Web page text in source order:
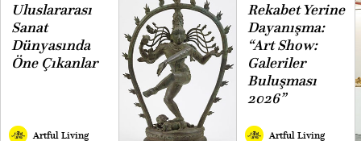
Uluslararası
Sanat
Dünyasında
Öne Çıkanlar
Artful Living
Rekabet Yerine
Dayanışma:
“Art Show:
Galeriler
Buluşması
2026”
Artful Living